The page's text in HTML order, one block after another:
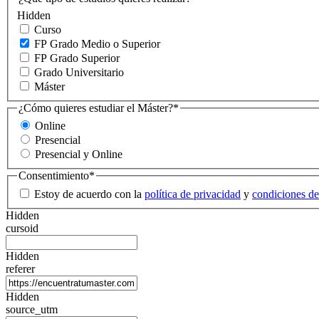
Hidden
Curso
FP Grado Medio o Superior
FP Grado Superior
Grado Universitario
Máster
¿Cómo quieres estudiar el Máster?*
Online
Presencial
Presencial y Online
Consentimiento*
Estoy de acuerdo con la política de privacidad y condiciones
Hidden
cursoid
Hidden
referer
Hidden
source_utm